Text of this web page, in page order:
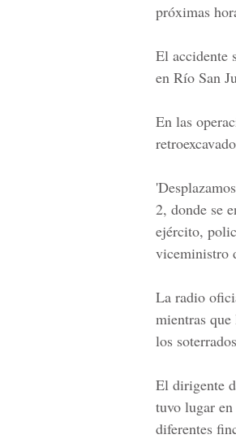
próximas
El accidente
en Río San
En las
2, donde se
ejército,
viceministro
La radio
mientras
los
El dirigente
tuvo lugar
diferentes